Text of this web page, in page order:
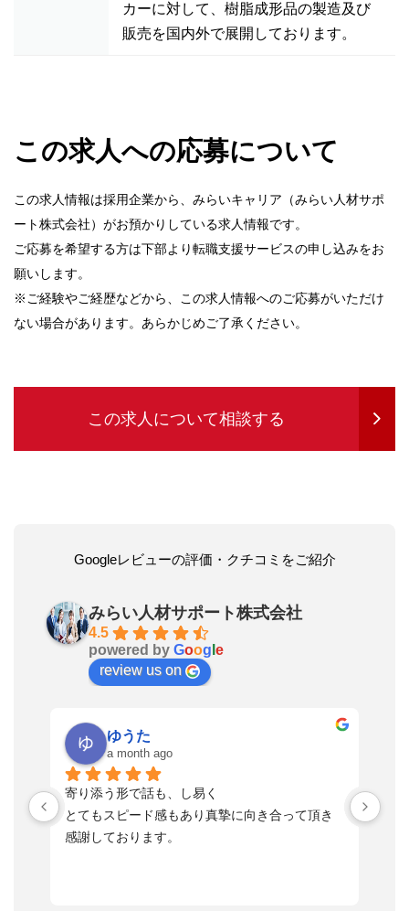
カーに対して、樹脂成形品の製造及び
販売を国内外で展開しております。
この求人への応募について
この求人情報は採用企業から、みらいキャリア（みらい人材サポ
ート株式会社）がお預かりしている求人情報です。
ご応募を希望する方は下部より転職支援サービスの申し込みをお
願いします。
※ご経験やご経歴などから、この求人情報へのご応募がいただけ
ない場合があります。あらかじめご了承ください。
この求人について相談する
Googleレビューの評価・クチコミをご紹介
みらい人材サポート株式会社
4.5
powered by Goog e
review us on
ゆうた
a month ago
寄り添う形で話も、し易く
とてもスピード感もあり真摯に向き合って頂き
感謝しております。